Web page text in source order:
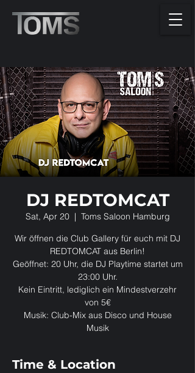
DJ REDTOMCAT
Sat, Apr 20
  |
Toms Saloon Hamburg
Wir öffnen die Club Gallery für euch mit DJ
REDTOMCAT aus Berlin!
Geöffnet: 20 Uhr, die DJ Playtime startet um
23:00 Uhr.
Kein Eintritt, lediglich ein Mindestverzehr
von 5€
Musik: Club-Mix aus Disco und House
Musik
Time & Location